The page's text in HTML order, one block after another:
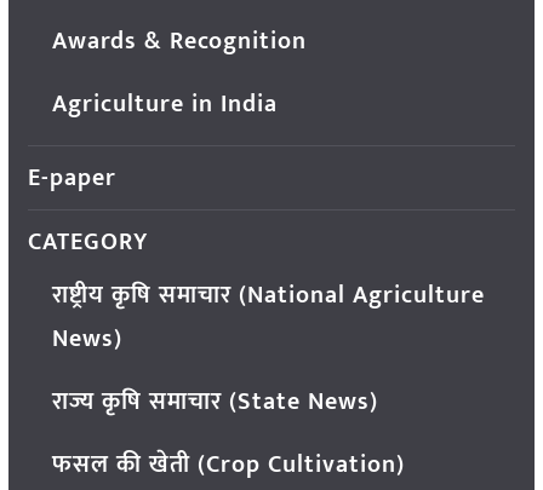
Awards & Recognition
Agriculture in India
E-paper
CATEGORY
राष्ट्रीय कृषि समाचार (National Agriculture
News)
राज्य कृषि समाचार (State News)
फसल की खेती (Crop Cultivation)